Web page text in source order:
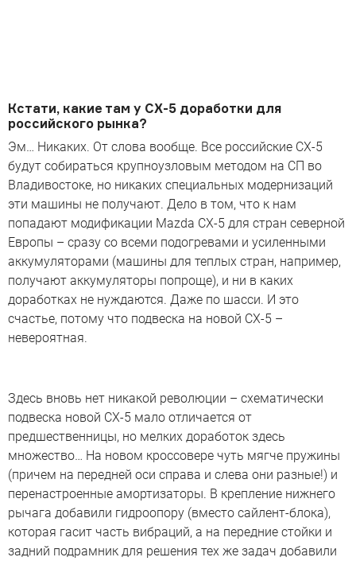
Кстати, какие там у CX-5 доработки для
российского рынка?
Эм… Никаких. От слова вообще. Все российские CX-5
будут собираться крупноузловым методом на СП во
Владивостоке, но никаких специальных модернизаций
эти машины не получают. Дело в том, что к нам
попадают модификации Mazda CX-5 для стран северной
Европы – сразу со всеми подогревами и усиленными
аккумуляторами (машины для теплых стран, например,
получают аккумуляторы попроще), и ни в каких
доработках не нуждаются. Даже по шасси. И это
счастье, потому что подвеска на новой CX-5 –
невероятная.
Здесь вновь нет никакой революции – схематически
подвеска новой CX-5 мало отличается от
предшественницы, но мелких доработок здесь
множество… На новом кроссовере чуть мягче пружины
(причем на передней оси справа и слева они разные!) и
перенастроенные амортизаторы. В крепление нижнего
рычага добавили гидроопору (вместо сайлент-блока),
которая гасит часть вибраций, а на передние стойки и
задний подрамник для решения тех же задач добавили